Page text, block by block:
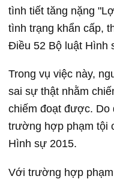
tình tiết tăng nặng
tình trạng khẩn cấp,
Điều 52 Bộ luật Hình
Trong vụ việc này,
sai sự thật nhằm
chiếm đoạt được. Do
trường hợp phạm tội
Hình sự 2015.
Với trường hợp